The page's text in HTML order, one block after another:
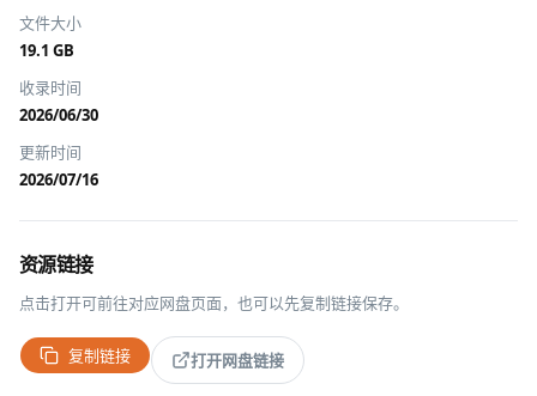
文件大小
19.1 GB
收录时间
2026/06/30
更新时间
2026/07/16
资源链接
点击打开可前往对应网盘页面，也可以先复制链接保存。
复制链接 打开网盘链接